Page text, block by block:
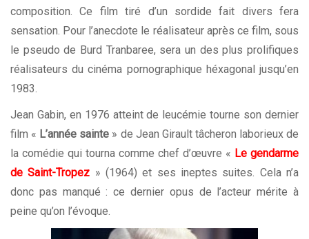
composition. Ce film tiré d’un sordide fait divers fera
sensation. Pour l’anecdote le réalisateur après ce film, sous
le pseudo de Burd Tranbaree, sera un des plus prolifiques
réalisateurs du cinéma pornographique héxagonal jusqu’en
1983.
Jean Gabin, en 1976 atteint de leucémie tourne son dernier
film « L’année sainte » de Jean Girault tâcheron laborieux de
la comédie qui tourna comme chef d’œuvre « Le gendarme
de Saint-Tropez » (1964) et ses ineptes suites. Cela n’a
donc pas manqué : ce dernier opus de l’acteur mérite à
peine qu’on l’évoque.